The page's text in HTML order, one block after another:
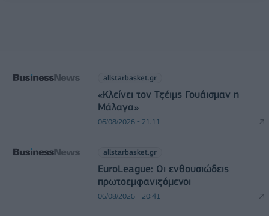
allstarbasket.gr
«Κλείνει τον Τζέιμς Γουάισμαν η
Μάλαγα»
06/08/2026 - 21:11
allstarbasket.gr
EuroLeague: Οι ενθουσιώδεις
πρωτοεμφανιζόμενοι
06/08/2026 - 20:41